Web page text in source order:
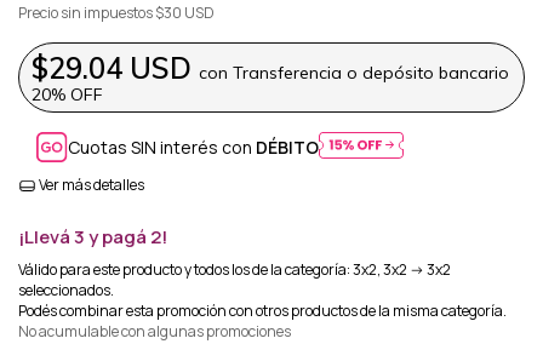
Precio sin impuestos$30 USD
$29.04 USD con Transferencia o depósito bancario
20% OFF
Cuotas SIN interés con DÉBITO
Ver más detalles
¡Llevá 3 y pagá 2!
Válido para este producto y todos los de la categoría: 3x2, 3x2 -> 3x2
seleccionados.
Podés combinar esta promoción con otros productos de la misma categoría.
No acumulable con algunas promociones